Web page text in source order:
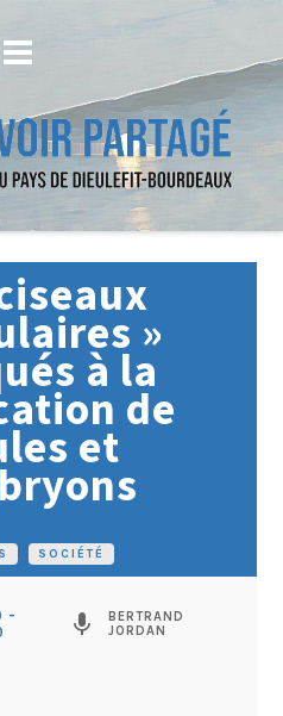
SOCIÉTÉ
»
à la
de
et
-
mic
BERTRAND
JORDAN